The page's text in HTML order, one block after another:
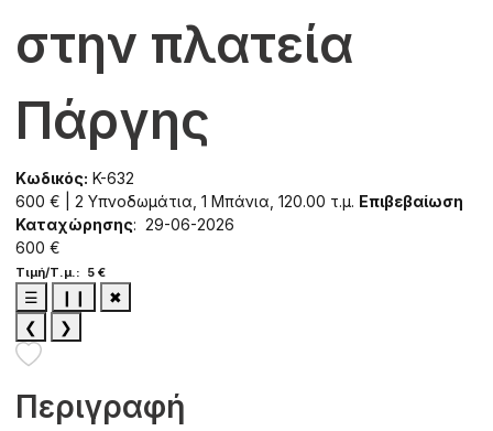
στην πλατεία
Πάργης
Κωδικός: K-632
600 € | 2 Υπνοδωμάτια, 1 Μπάνια, 120.00 τ.μ. Επιβεβαίωση
Καταχώρησης: 29-06-2026
600 €
Τιμή/Τ.μ.: 5 €
☰ ❙❙
✖
❮
❯
Περιγραφή